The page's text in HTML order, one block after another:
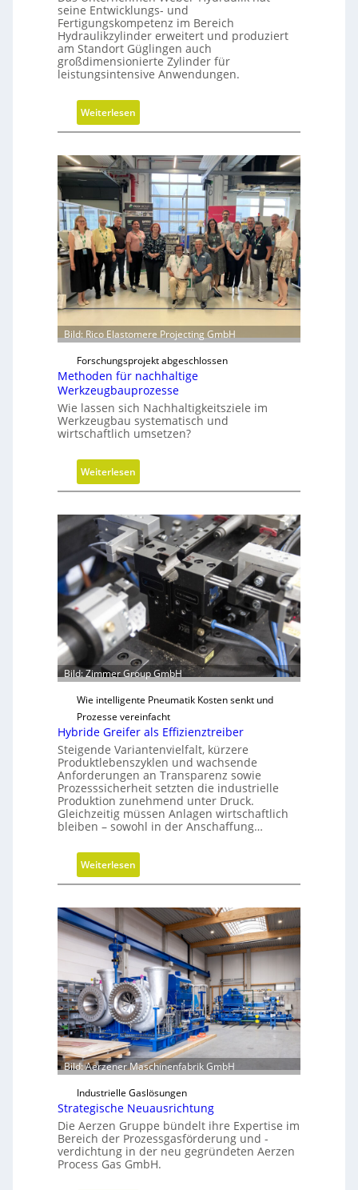
seine Entwicklungs- und
Fertigungskompetenz im Bereich
Hydraulikzylinder erweitert und produziert
am Standort Güglingen auch
großdimensionierte Zylinder für
leistungsintensive Anwendungen.
Weiterlesen:
H
d
r
a
u
l
i
z
y
l
i
n
d
e
r
i
n
r
ö
e
r
e
D
m
e
n
s
i
o
n
e
n
Bild: Rico Elastomere Projecting GmbH
Forschungsprojekt abgeschlossen
Methoden für nachhaltige
Werkzeugbauprozesse
Wie lassen sich Nachhaltigkeitsziele im
Werkzeugbau systematisch und
wirtschaftlich umsetzen?
Weiterlesen:
M
t
h
o
d
e
n
f
ü
r
n
c
h
h
a
l
t
i
g
W
e
k
z
e
u
g
b
a
u
p
r
o
z
e
s
s
e
Bild: Zimmer Group GmbH
Wie intelligente Pneumatik Kosten senkt und
Prozesse vereinfacht
Hybride Greifer als Effizienztreiber
Steigende Variantenvielfalt, kürzere
Produktlebenszyklen und wachsende
Anforderungen an Transparenz sowie
Prozesssicherheit setzten die industrielle
Produktion zunehmend unter Druck.
Gleichzeitig müssen Anlagen wirtschaftlich
bleiben – sowohl in der Anschaffung…
Weiterlesen:
H
b
r
i
d
e
G
r
e
i
f
r
a
l
s
E
Bild: Aerzener Maschinenfabrik GmbH
Industrielle Gaslösungen
Strategische Neuausrichtung
Die Aerzen Gruppe bündelt ihre Expertise im
Bereich der Prozessgasförderung und -
verdichtung in der neu gegründeten Aerzen
Process Gas GmbH.